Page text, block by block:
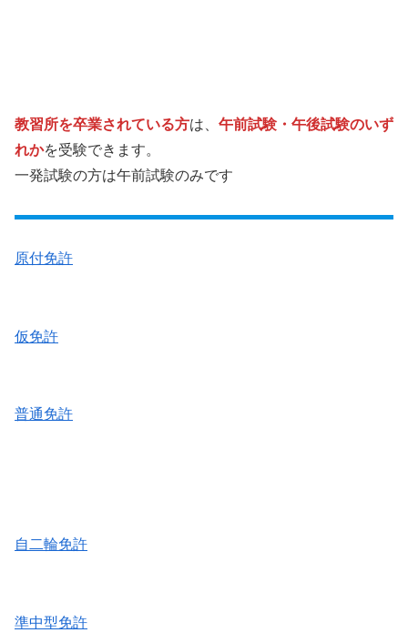
教習所を卒業されている方は、 午前試験・午後試験のいず
れかを受験できます。
一発試験の方は午前試験のみです
原付免許
仮免許
普通免許
自二輪免許
準中型免許